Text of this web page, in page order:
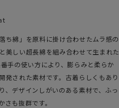
ち綿」を原料に掛け合わせたムラ感の
美しい超長綿を組み合わせて生まれた
手の使い方により、膨らみと柔らか
発された素材です。古着らしくもあり
、デザインしがいのある素材で、ふっ
さも抜群です。